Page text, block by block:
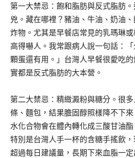
第一大禁忌：飽和脂肪與反式脂肪
兇。藏在哪裡？豬油、牛油、奶油
炸物。尤其是早餐店常見的乳瑪琳
高得嚇人。我常跟病人說一句話：
顆蛋還有用。」台灣人早餐很愛吃
實都是反式脂肪的大本營。
第二大禁忌：精緻澱粉與糖分。很
條、麵包，結果膽固醇照樣降不下
水化合物會在體內轉化成三酸甘油
特別是台灣人手一杯的含糖手搖飲
超過每日建議量，長期下來血脂一定